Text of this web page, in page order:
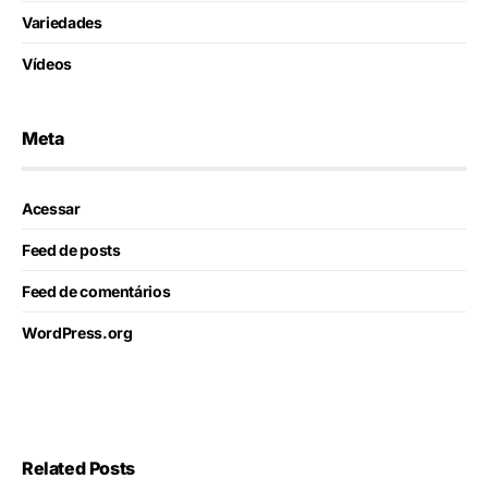
Variedades
Vídeos
Meta
Acessar
Feed de posts
Feed de comentários
WordPress.org
Related Posts